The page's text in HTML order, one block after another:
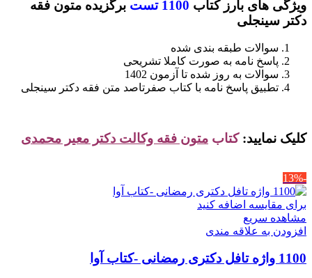
بود.
است.
ویژگی های بارز کتاب 1100 تست
برگزیده متون فقه
دکتر سینجلی
سوالات طبقه بندی شده
پاسخ نامه به صورت کاملا تشریحی
سوالات به روز شده تا آزمون 1402
تطبیق پاسخ نامه با کتاب صفرتاصد متن فقه دکتر سینجلی
کلیک نمایید: کتاب متون فقه وکالت دکتر معیر محمدی
-13%
برای مقایسه اضافه کنید
مشاهده سریع
افزودن به علاقه مندی
1100 واژه تافل دکتری رمضانی -کتاب آوا